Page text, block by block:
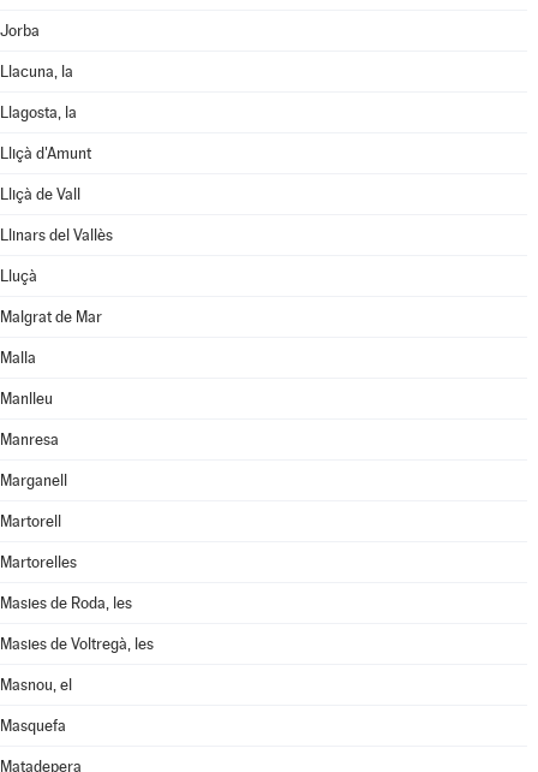
Jorba
Llacuna, la
Llagosta, la
Lliçà d'Amunt
Lliçà de Vall
Llinars del Vallès
Lluçà
Malgrat de Mar
Malla
Manlleu
Manresa
Marganell
Martorell
Martorelles
Masies de Roda, les
Masies de Voltregà, les
Masnou, el
Masquefa
Matadepera